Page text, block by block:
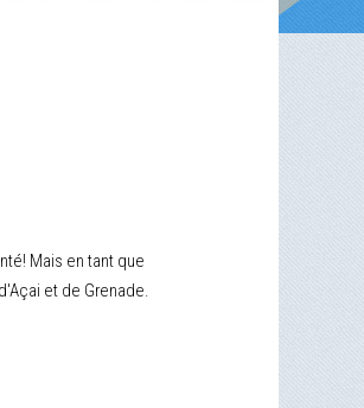
Mais en tant que
et de Grenade.